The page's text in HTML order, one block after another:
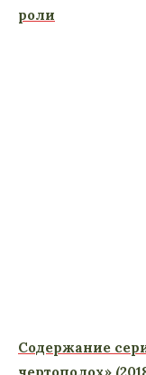
роли
Содержание